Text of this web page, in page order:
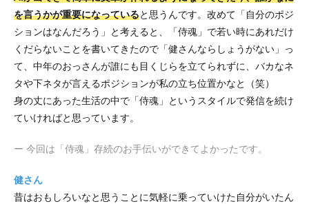
を言うかが重要になっていると思うんです。改めて「自分のポジ
ションはなんだろう」と考えると、「侍魂」で若い時にあれだけ
くだらないことを書いてきたので「健さんならしょうがない」っ
て、中年のおっさんが誰にも目くじらを立てられずに、バカなネ
タや下ネタが言えるポジションが私の立ち位置かなと（笑）
身の丈にあった生活の中で「侍魂」というスタイルで発信を続け
ていければと思っています。
ー 今回は「侍魂」存続のお手伝いができてよかったです。
健さん
昔はおもしろいなと思うことに気軽に乗っていけた自分がいたん